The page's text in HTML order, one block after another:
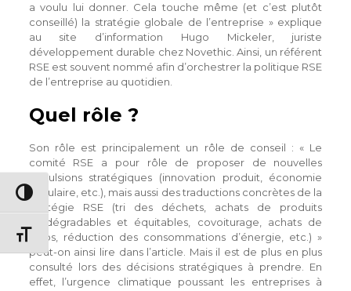
Passer en contraste élevé
Changer la taille de la police
a voulu lui donner. Cela touche même (et c’est plutôt
conseillé) la stratégie globale de l’entreprise » explique
au site d’information Hugo Mickeler, juriste
développement durable chez Novethic. Ainsi, un référent
RSE est souvent nommé afin d’orchestrer la politique RSE
de l’entreprise au quotidien.
Quel rôle ?
Son rôle est principalement un rôle de conseil : « Le
comité RSE a pour rôle de proposer de nouvelles
impulsions stratégiques (innovation produit, économie
circulaire, etc.), mais aussi des traductions concrètes de la
stratégie RSE (tri des déchets, achats de produits
biodégradables et équitables, co­voiturage, achats de
vélos, réduction des consommations d’énergie, etc.) »
peut-on ainsi lire dans l’article. Mais il est de plus en plus
consulté lors des décisions stratégiques à prendre. En
effet, l’urgence climatique poussant les entreprises à